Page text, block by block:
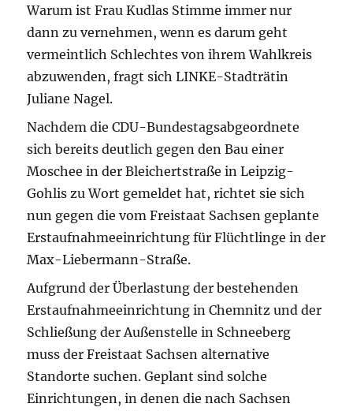
Warum ist Frau Kudlas Stimme immer nur
dann zu vernehmen, wenn es darum geht
vermeintlich Schlechtes von ihrem Wahlkreis
abzuwenden, fragt sich LINKE-Stadträtin
Juliane Nagel.
Nachdem die CDU-Bundestagsabgeordnete
sich bereits deutlich gegen den Bau einer
Moschee in der Bleichertstraße in Leipzig-
Gohlis zu Wort gemeldet hat, richtet sie sich
nun gegen die vom Freistaat Sachsen geplante
Erstaufnahmeeinrichtung für Flüchtlinge in der
Max-Liebermann-Straße.
Aufgrund der Überlastung der bestehenden
Erstaufnahmeeinrichtung in Chemnitz und der
Schließung der Außenstelle in Schneeberg
muss der Freistaat Sachsen alternative
Standorte suchen. Geplant sind solche
Einrichtungen, in denen die nach Sachsen